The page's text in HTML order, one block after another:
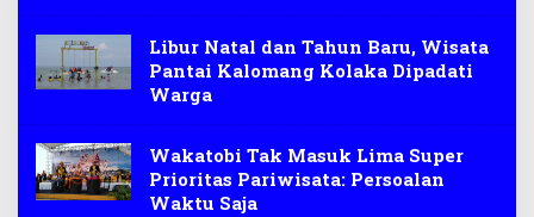
Libur Natal dan Tahun Baru, Wisata
Pantai Kalomang Kolaka Dipadati
Warga
Wakatobi Tak Masuk Lima Super
Prioritas Pariwisata: Persoalan
Waktu Saja